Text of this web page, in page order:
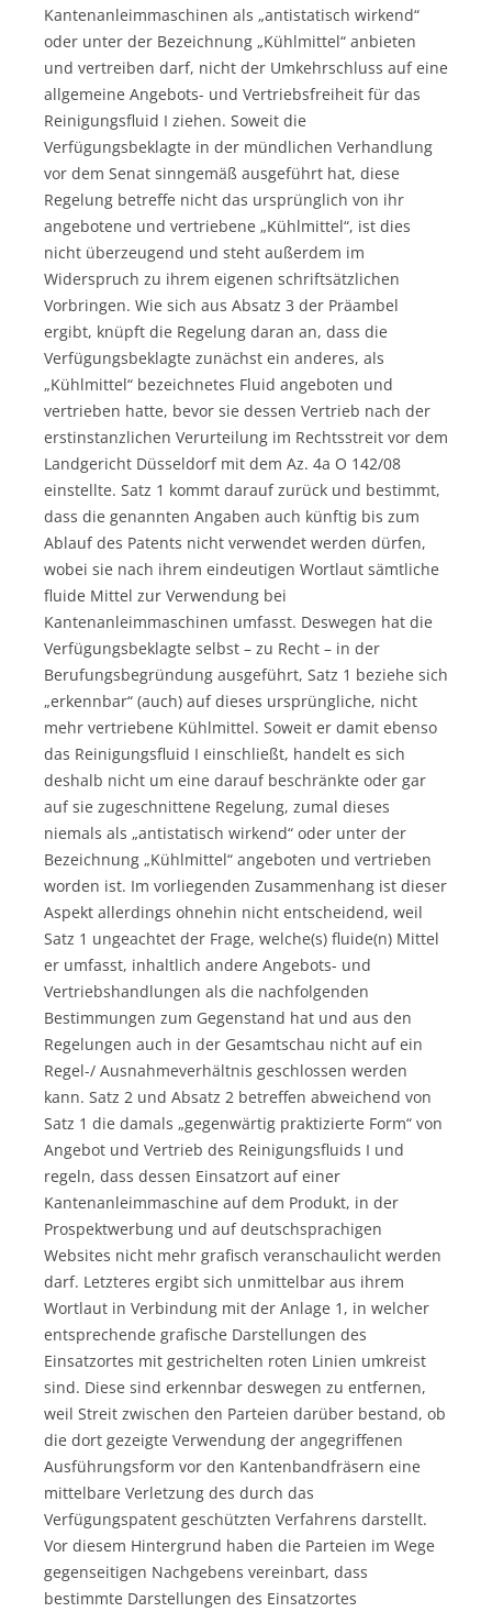
Kantenanleimmaschinen als „antistatisch wirkend“
oder unter der Bezeichnung „Kühlmittel“ anbieten
und vertreiben darf, nicht der Umkehrschluss auf eine
allgemeine Angebots- und Vertriebsfreiheit für das
Reinigungsfluid I ziehen. Soweit die
Verfügungsbeklagte in der mündlichen Verhandlung
vor dem Senat sinngemäß ausgeführt hat, diese
Regelung betreffe nicht das ursprünglich von ihr
angebotene und vertriebene „Kühlmittel“, ist dies
nicht überzeugend und steht außerdem im
Widerspruch zu ihrem eigenen schriftsätzlichen
Vorbringen. Wie sich aus Absatz 3 der Präambel
ergibt, knüpft die Regelung daran an, dass die
Verfügungsbeklagte zunächst ein anderes, als
„Kühlmittel“ bezeichnetes Fluid angeboten und
vertrieben hatte, bevor sie dessen Vertrieb nach der
erstinstanzlichen Verurteilung im Rechtsstreit vor dem
Landgericht Düsseldorf mit dem Az. 4a O 142/08
einstellte. Satz 1 kommt darauf zurück und bestimmt,
dass die genannten Angaben auch künftig bis zum
Ablauf des Patents nicht verwendet werden dürfen,
wobei sie nach ihrem eindeutigen Wortlaut sämtliche
fluide Mittel zur Verwendung bei
Kantenanleimmaschinen umfasst. Deswegen hat die
Verfügungsbeklagte selbst – zu Recht – in der
Berufungsbegründung ausgeführt, Satz 1 beziehe sich
„erkennbar“ (auch) auf dieses ursprüngliche, nicht
mehr vertriebene Kühlmittel. Soweit er damit ebenso
das Reinigungsfluid I einschließt, handelt es sich
deshalb nicht um eine darauf beschränkte oder gar
auf sie zugeschnittene Regelung, zumal dieses
niemals als „antistatisch wirkend“ oder unter der
Bezeichnung „Kühlmittel“ angeboten und vertrieben
worden ist. Im vorliegenden Zusammenhang ist dieser
Aspekt allerdings ohnehin nicht entscheidend, weil
Satz 1 ungeachtet der Frage, welche(s) fluide(n) Mittel
er umfasst, inhaltlich andere Angebots- und
Vertriebshandlungen als die nachfolgenden
Bestimmungen zum Gegenstand hat und aus den
Regelungen auch in der Gesamtschau nicht auf ein
Regel-/ Ausnahmeverhältnis geschlossen werden
kann. Satz 2 und Absatz 2 betreffen abweichend von
Satz 1 die damals „gegenwärtig praktizierte Form“ von
Angebot und Vertrieb des Reinigungsfluids I und
regeln, dass dessen Einsatzort auf einer
Kantenanleimmaschine auf dem Produkt, in der
Prospektwerbung und auf deutschsprachigen
Websites nicht mehr grafisch veranschaulicht werden
darf. Letzteres ergibt sich unmittelbar aus ihrem
Wortlaut in Verbindung mit der Anlage 1, in welcher
entsprechende grafische Darstellungen des
Einsatzortes mit gestrichelten roten Linien umkreist
sind. Diese sind erkennbar deswegen zu entfernen,
weil Streit zwischen den Parteien darüber bestand, ob
die dort gezeigte Verwendung der angegriffenen
Ausführungsform vor den Kantenbandfräsern eine
mittelbare Verletzung des durch das
Verfügungspatent geschützten Verfahrens darstellt.
Vor diesem Hintergrund haben die Parteien im Wege
gegenseitigen Nachgebens vereinbart, dass
bestimmte Darstellungen des Einsatzortes